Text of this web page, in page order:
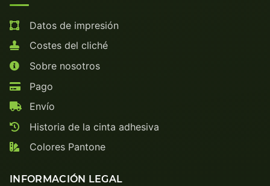
Datos de impresión
Costes del cliché
Sobre nosotros
Pago
Envío
Historia de la cinta adhesiva
Colores Pantone
INFORMACIÓN LEGAL